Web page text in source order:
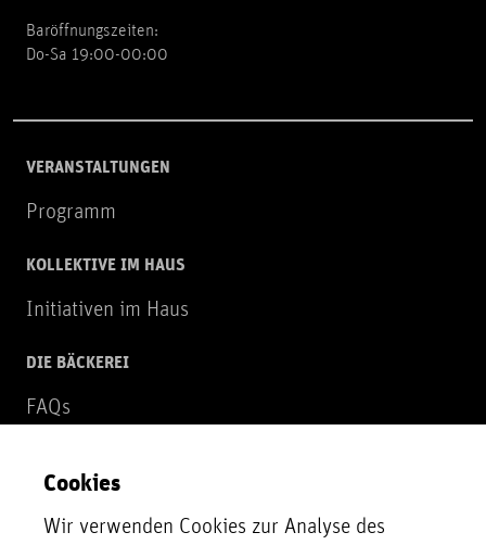
Baröffnungszeiten:
Do-Sa 19:00-00:00
VERANSTALTUNGEN
Programm
KOLLEKTIVE IM HAUS
Initiativen im Haus
DIE BÄCKEREI
FAQs
NEWSLETTER
Zur Newsletter Anmeldung
Cookies
Wir verwenden Cookies zur Analyse des